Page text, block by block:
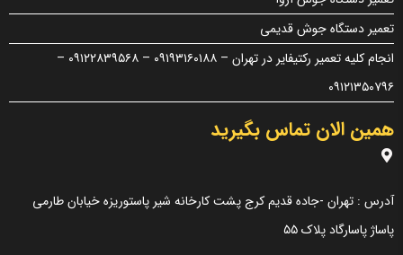
«پرسش و پاسخ» مطرح کنید.
کیفیت ساخت:
کارایی:
امکانات و قابلیت ها:
تعمیر دستگاه جوش قدیمی
انجام کلیه تعمیر رکتیفایر در تهران – ۰۹۱۹۳۱۶۰۱۸۸ – ۰۹۱۲۲۸۳۹۵۶۸ –
۰۹۱۲۱۳۵۰۷۹۶
همین الان تماس بگیرید
آدرس : تهران -جاده قدیم کرج پشت کارخانه شیر پاستوریزه خیابان طارمی
پاساژ پاسارگاد پلاک ۵۵